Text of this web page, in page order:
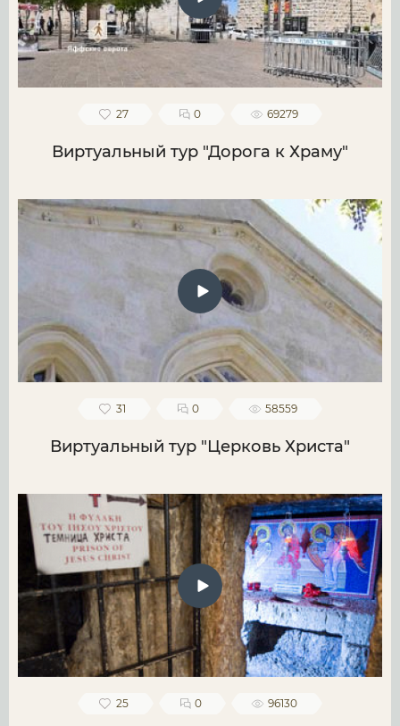
27 0 69279
Виртуальный тур "Дорога к Храму"
31 0 58559
Виртуальный тур "Церковь Христа"
25 0 96130